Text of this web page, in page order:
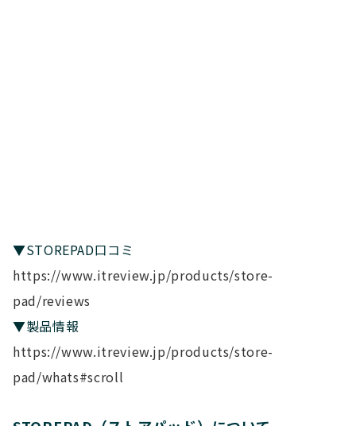
▼STOREPAD口コミ
https://www.itreview.jp/products/store-
pad/reviews
▼製品情報
https://www.itreview.jp/products/store-
pad/whats#scroll